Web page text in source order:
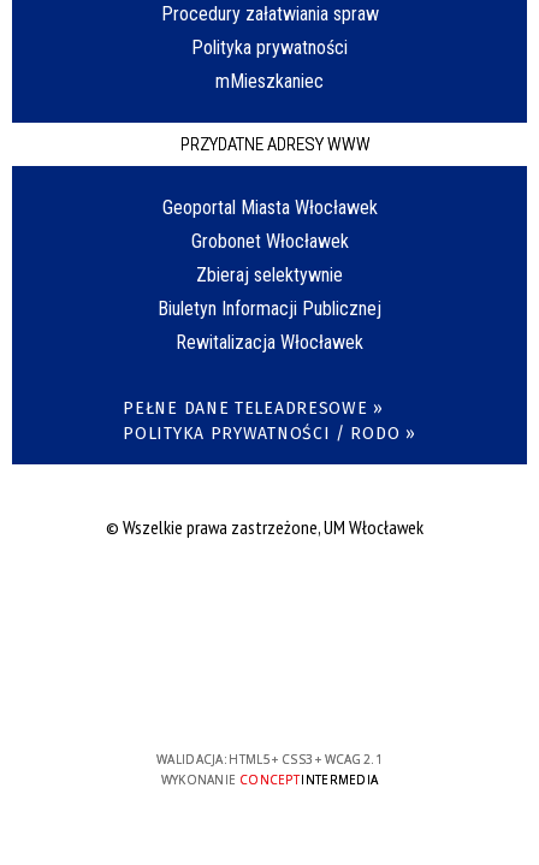
Procedury załatwiania spraw
Polityka prywatności
mMieszkaniec
PRZYDATNE ADRESY WWW
Geoportal Miasta Włocławek
Grobonet Włocławek
Zbieraj selektywnie
Biuletyn Informacji Publicznej
Rewitalizacja Włocławek
PEŁNE DANE TELEADRESOWE »
POLITYKA PRYWATNOŚCI / RODO »
© Wszelkie prawa zastrzeżone, UM Włocławek
WALIDACJA: HTML5+ CSS3 + WCAG 2.1
WYKONANIE CONCEPTINTERMEDIA